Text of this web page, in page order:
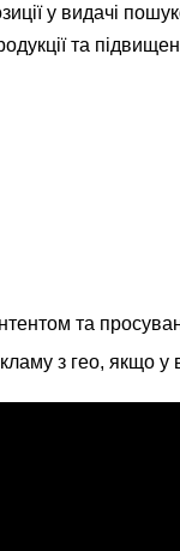
у видачі
та
та
з гео, якщо